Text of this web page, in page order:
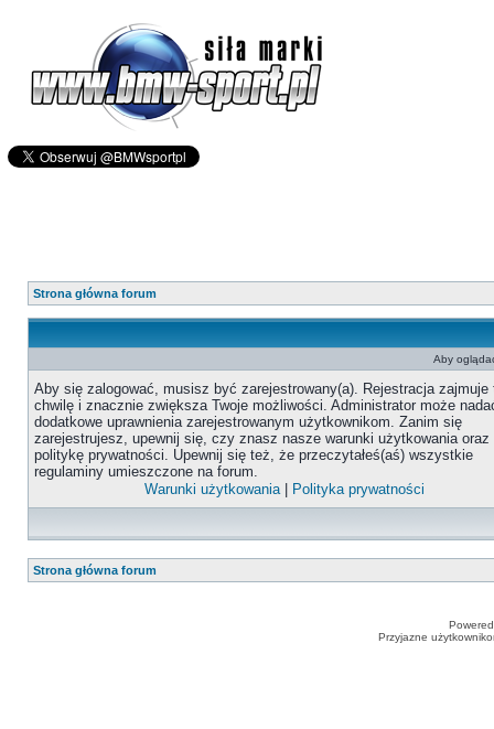
Strona główna forum
Aby
Aby się zalogować, musisz być zarejestrowany(a). Rejestracja zajmuje
chwilę i znacznie zwiększa Twoje możliwości. Administrator może
dodatkowe uprawnienia zarejestrowanym użytkownikom. Zanim się
zarejestrujesz, upewnij się, czy znasz nasze warunki użytkowania oraz
politykę prywatności. Upewnij się też, że przeczytałeś(aś) wszystkie
regulaminy umieszczone na forum.
Warunki użytkowania| Polityka prywatności
Strona główna forum
Przyjazne